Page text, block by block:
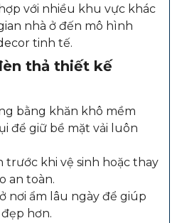
với nhiều khu vực khác
nhà ở đến mô hình
tinh tế.
thả thiết kế
bằng khăn khô mềm
để giữ bề mặt vải luôn
trước khi vệ sinh hoặc thay
an toàn.
nơi ẩm lâu ngày để giúp
hơn.